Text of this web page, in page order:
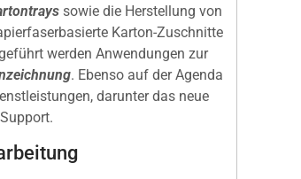
sowie die Herstellung von
Karton-Zuschnitte
werden Anwendungen zur
. Ebenso auf der Agenda
darunter das neue